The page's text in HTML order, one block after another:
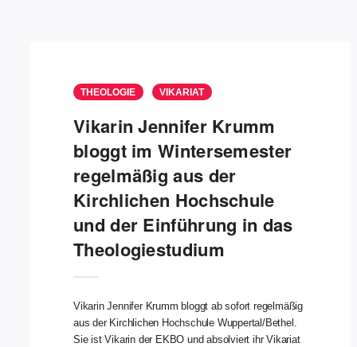
THEOLOGIE VIKARIAT
Vikarin Jennifer Krumm
bloggt im Wintersemester
regelmäßig aus der
Kirchlichen Hochschule
und der Einführung in das
Theologiestudium
Vikarin Jennifer Krumm bloggt ab sofort regelmäßig
aus der Kirchlichen Hochschule Wuppertal/Bethel.
Sie ist Vikarin der EKBO und absolviert ihr Vikariat